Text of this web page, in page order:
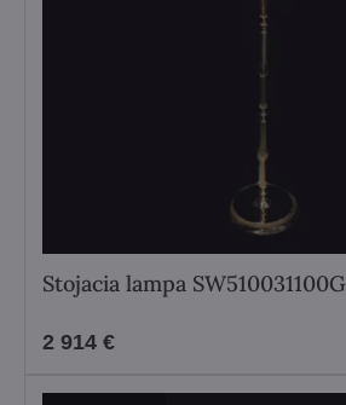
Stojacia lampa SW510031100G
2 914 €